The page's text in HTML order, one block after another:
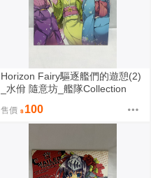
Horizon Fairy驅逐艦們的遊憩(2)
_水佾 隨意坊_艦隊Collection
售價 100